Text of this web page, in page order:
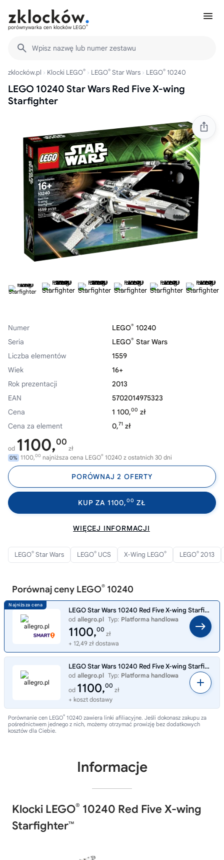
porównywarka cen klocków LEGO®
Wpisz nazwę lub numer zestawu
zklocków.pl Klocki LEGO® LEGO® Star Wars LEGO® 10240
LEGO 10240 Star Wars Red Five X-wing
Starfighter
Numer LEGO® 10240
Seria
LEGO® Star Wars
Liczba elementów
1559
Wiek
16+
Rok prezentacji
2013
EAN
5702014975323
Cena
1 100,00 zł
Cena za element
0,71 zł
od 1100,00
zł
0% 1100,00 najniższa cena LEGO® 10240 z ostatnich 30 dni
PORÓWNAJ 2 OFERTY
KUP ZA 1100,00 ZŁ
WIĘCEJ INFORMACJI
LEGO® Star Wars LEGO® UCS X-Wing LEGO® LEGO® 2013
Porównaj ceny LEGO® 10240
LEGO Star Wars 10240 Red Five X-wing Starfighter
od allegro.pl Typ: Platforma handlowa
1100,00
zł
+ 12,49 zł dostawa
LEGO Star Wars 10240 Red Five X-wing Starfighter
od allegro.pl Typ: Platforma handlowa
od 1100,00
zł
+ koszt dostawy
Porównanie cen LEGO® 10240 zawiera linki afiliacyjne. Jeśli dokonasz zakupu za
pośrednictwem jednego z nich, możemy otrzymać prowizję bez dodatkowych
kosztów dla Ciebie.
Informacje
Klocki LEGO® 10240 Red Five X-wing
Starfighter™